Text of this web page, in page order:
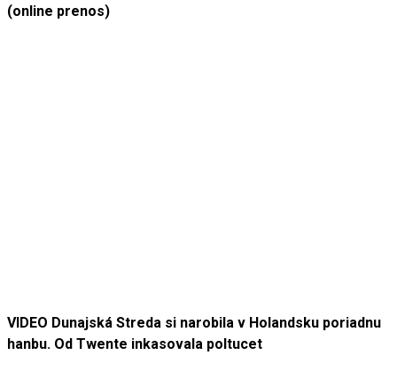
(online prenos)
VIDEO Dunajská Streda si narobila v Holandsku poriadnu
hanbu. Od Twente inkasovala poltucet